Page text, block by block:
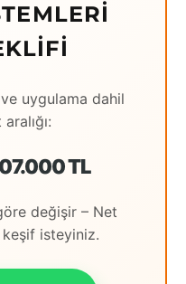
uygulama dahil
TL
değişir – Net
isteyiniz.